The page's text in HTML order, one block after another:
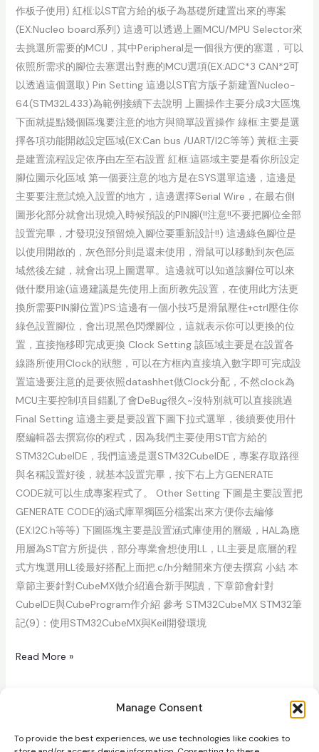
Manage Consent
To provide the best experiences, we use technologies like cookies to
作板子使用) 紅框:以ST官方給的板子為基礎所建置出來的專案
(EX:Nucleo board系列) 這邊可以透過上圖MCU/MPU Selector來
去挑選所需要的MCU，其中Peripheral是一個很方便的塞選，可以
依照所需求的腳位去塞選出對應的MCU選項(EX:ADC*3 CAN*2可
以透過這個選取) Pin Setting 這邊以ST官方版子新建置Nucleo-
64(STM32L433)為範例接續下去說明 上圖操作主要分成3大區塊
下面就提點幾個區塊要注意的地方與簡單設置操作 綠框:主要是選
擇各項功能開啟設定區域(EX:Can bus /UART/I2C等等) 黃框:主要
是建置流程設定依序由左至右設置 紅框:這區域主要是看你所設定
腳位圖示化區域 第一個要注意的地方是在SYS選單這邊，這邊是
主要要注意試燒入設置的地方，這邊選擇Serial Wire，在最右側
圖形化部分就會出現燒入時候預設的PIN腳(!!注意!!不要把腳位全部
設置完畢，才發現沒預留燒入腳位要重新設計!!) 這邊綠色腳位是
以使用開啟的，灰色部分則是還未使用，滑鼠可以移動到灰色區
域然後左鍵，就會出現上圖選單。這邊就可以知道該腳位可以來
做什麼用途(這邊建議是先使用上面所教先設置，在使用此方法更
換所需要PIN腳位置)PS:這邊有一個小技巧是滑鼠壓住+ctrl壓住你
綠色設置腳位，會出現黑色閃爍腳位，這就表示你可以更換的位
置，直接拖移即完成更換 Clock Setting 該區域主要是在設置各
線路所使用Clock的狀態，可以在方框內直接填入數字即可完成設
置這邊要注意的是要依照datashhet做Clock分配，不然clock為
MCU主要控制項目錯亂了會DeBug很久~沒特別就可以直接跳過
Final Setting 這邊主要是要設置下圖下拉式選單，後續要使用什
麼編輯器去撰寫你的程式，因為我們主要使用ST官方給的
STM32CubeIDE，我們這邊是選STM32CubeIDE，專案存取路徑
與名稱設置好後，就基本設置完畢，按下右上方GENERATE
CODE就可以生成專案程式了。 Other Setting 下圖是主要設置把
GENERATE CODE的涵式庫單獨區分檔案出來方便你去編修
(EX:I2C.h等等) 下圖區塊主要是設置涵式庫使用的層級，HAL為應
用層為ST官方所提供，部分專業會想使用LL，LL主要是底層的程
式方塊選用LL後最好搭配上面把.c/.h分離開來方便去撰寫 小結 本
章節主要針對CubeMX做介紹適合新手閱讀，下章節會針對
CubeIDE與CubeProgram作介紹 參考 STM32CubeMX STM32筆
記(9)：使用STM32CubeMX與Keil開發環境
Read More »